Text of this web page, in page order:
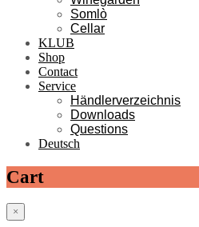
Somlò
Cellar
KLUB
Shop
Contact
Service
Händlerverzeichnis
Downloads
Questions
Deutsch
Cart
×